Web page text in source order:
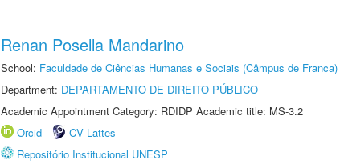
Renan Posella Mandarino
School: Faculdade de Ciências Humanas e Sociais (Câmpus de Franca)
Department: DEPARTAMENTO DE DIREITO PÚBLICO
Academic Appointment Category: RDIDP Academic title: MS-3.2
Orcid
CV Lattes
Repositório Institucional UNESP